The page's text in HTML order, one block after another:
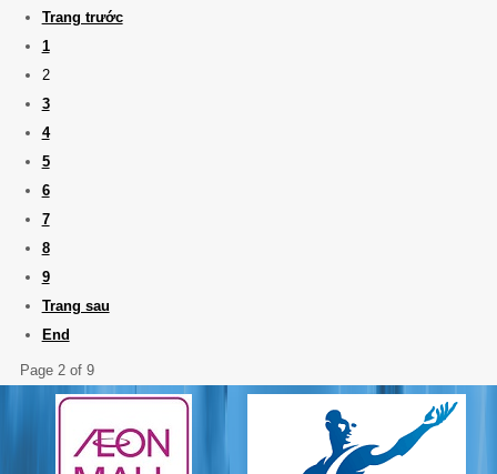
Trang trước
1
2
3
4
5
6
7
8
9
Trang sau
End
Page 2 of 9